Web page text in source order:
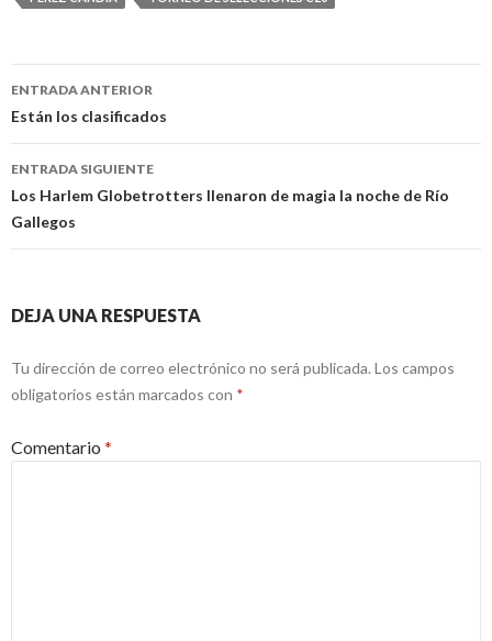
Navegación
de
entradas
ENTRADA ANTERIOR
Están los clasificados
ENTRADA SIGUIENTE
Los Harlem Globetrotters llenaron de magia la noche de Río
Gallegos
DEJA UNA RESPUESTA
Tu dirección de correo electrónico no será publicada. Los campos
obligatorios están marcados con *
Comentario *